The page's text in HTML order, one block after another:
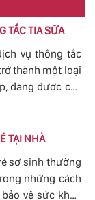
TẮC TIA SỮA
vụ thông tắc
thành một loại
đang được các
thông tắc tia
sữa, giảm bớt
cứng tại
TẠI NHÀ
sơ sinh thường
những cách
vệ sức khỏe